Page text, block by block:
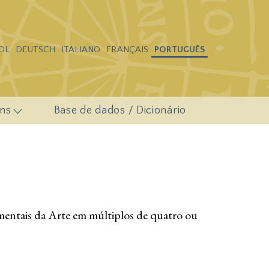
DEUTSCH ITALIANO FRANÇAIS PORTUGUÊS
Base de dados / Dicionário
da Arte em múltiplos de quatro ou